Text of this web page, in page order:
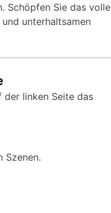
Schöpfen Sie das volle
unterhaltsamen
der linken Seite das
Szenen.